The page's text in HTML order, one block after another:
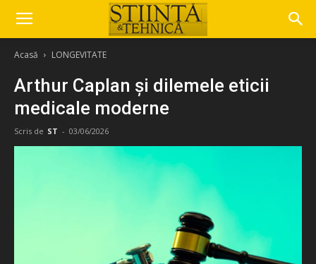
Acasă LONGEVITATE
Arthur Caplan și dilemele eticii
medicale moderne
Scris de ST - 03/06/2026